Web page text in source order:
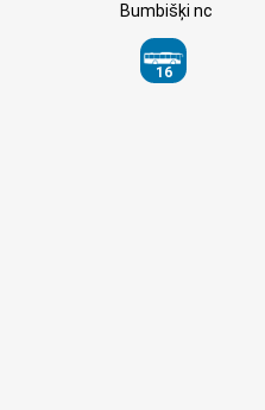
Bumbišķi nc
16